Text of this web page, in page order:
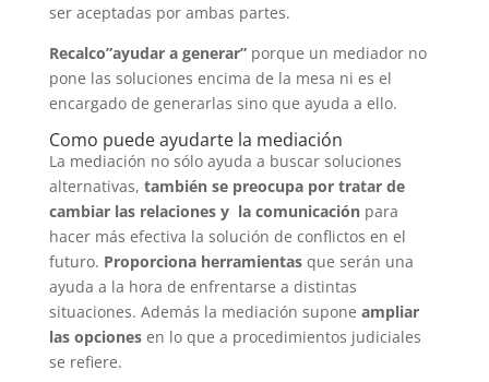
ser aceptadas por ambas partes.
Recalco”ayudar a generar”porque un mediador no
pone las soluciones encima de la mesa ni es el
encargado de generarlas sino que ayuda a ello.
Como puede ayudarte la mediación
La mediación no sólo ayuda a buscar soluciones
alternativas, también se preocupa por tratar de
cambiar las relaciones y la comunicaciónpara
hacer más efectiva la solución de conflictos en el
futuro. Proporciona herramientasque serán una
ayuda a la hora de enfrentarse a distintas
situaciones. Además la mediación supone ampliar
las opcionesen lo que a procedimientos judiciales
se refiere.